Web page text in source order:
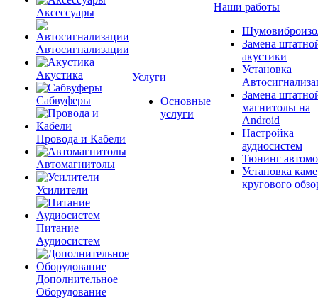
Аксессуары
Автосигнализации
Акустика
Сабвуферы
Провода и Кабели
Автомагнитолы
Усилители
Питание
Аудиосистем
Дополнительное
Оборудование
Услуги
Основные
услуги
Наши работы
Замена
акустики
Установка
Замена
магнитолы на
Android
Настройка
аудиосистем
Тюнинг
Установка
кругового